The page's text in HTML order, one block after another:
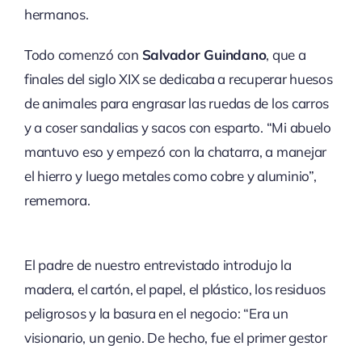
hermanos.
Todo comenzó con Salvador Guindano, que a
finales del siglo XIX se dedicaba a recuperar huesos
de animales para engrasar las ruedas de los carros
y a coser sandalias y sacos con esparto. “Mi abuelo
mantuvo eso y empezó con la chatarra, a manejar
el hierro y luego metales como cobre y aluminio”,
rememora.
El padre de nuestro entrevistado introdujo la
madera, el cartón, el papel, el plástico, los residuos
peligrosos y la basura en el negocio: “Era un
visionario, un genio. De hecho, fue el primer gestor